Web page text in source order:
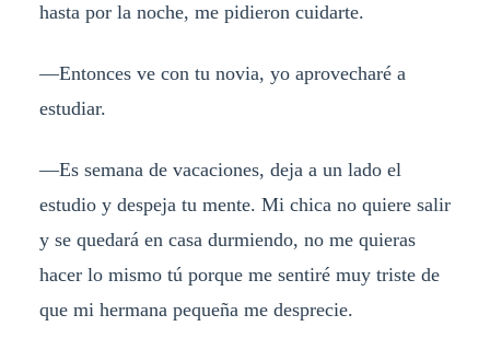
hasta por la noche, me pidieron cuidarte.
—Entonces ve con tu novia, yo aprovecharé a
estudiar.
—Es semana de vacaciones, deja a un lado el
estudio y despeja tu mente. Mi chica no quiere salir
y se quedará en casa durmiendo, no me quieras
hacer lo mismo tú porque me sentiré muy triste de
que mi hermana pequeña me desprecie.